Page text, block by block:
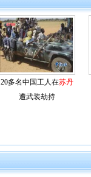
20多名中国工人在苏丹
遭武装劫持